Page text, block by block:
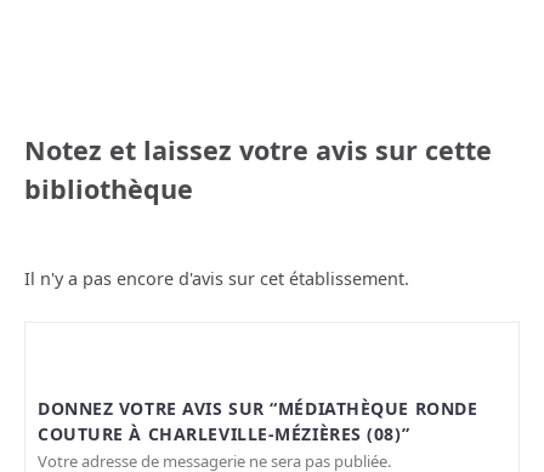
Notez et laissez votre avis sur cette
bibliothèque
Il n'y a pas encore d'avis sur cet établissement.
DONNEZ VOTRE AVIS SUR “MÉDIATHÈQUE RONDE
COUTURE À CHARLEVILLE-MÉZIÈRES (08)”
Votre adresse de messagerie ne sera pas publiée.